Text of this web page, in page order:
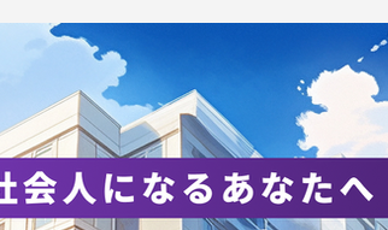
（寄付金）
知らせ】
【夏合宿におけ
お願い】